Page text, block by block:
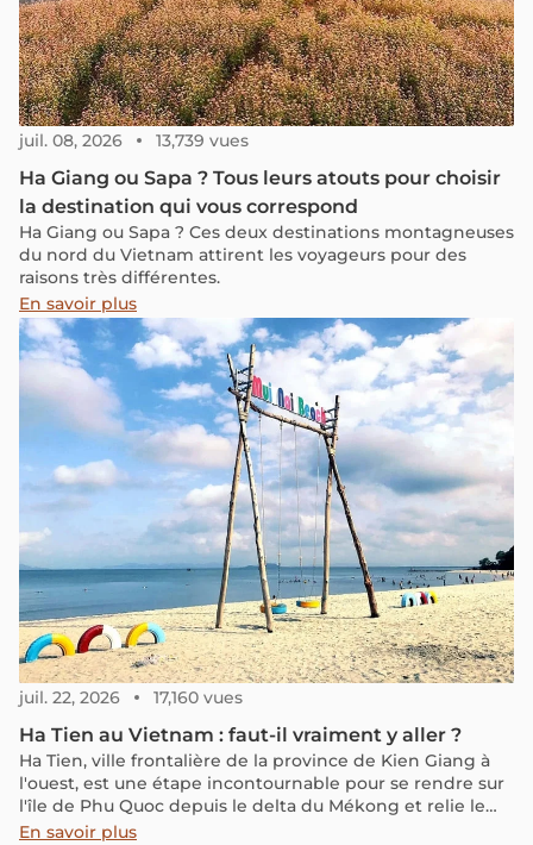
juil. 08, 2026 13,739 vues
Ha Giang ou Sapa ? Tous leurs atouts pour choisir
la destination qui vous correspond
Ha Giang ou Sapa ? Ces deux destinations montagneuses
du nord du Vietnam attirent les voyageurs pour des
raisons très différentes.
En savoir plus
juil. 22, 2026 17,160 vues
Ha Tien au Vietnam : faut-il vraiment y aller ?
Ha Tien, ville frontalière de la province de Kien Giang à
l'ouest, est une étape incontournable pour se rendre sur
l'île de Phu Quoc depuis le delta du Mékong et relie le
Vietnam au Cambodge. Cette ville riche en histoire, en
En savoir plus